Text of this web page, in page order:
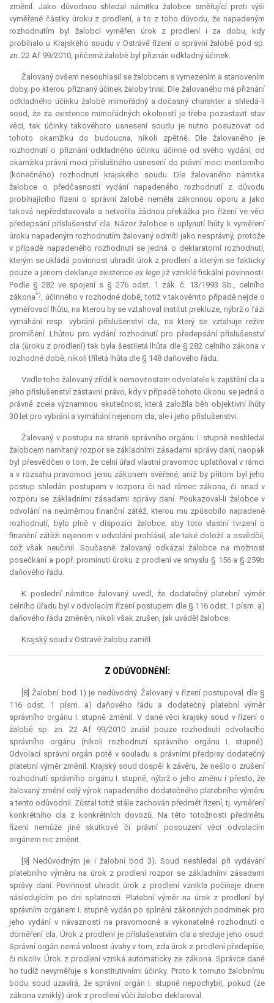
změnil. Jako důvodnou shledal námitku žalobce směřující proti výši
vyměřené částky úroku z prodlení, a to z toho důvodu, že napadeným
rozhodnutím byl žalobci vyměřen úrok z prodlení i za dobu, kdy
probíhalo u Krajského soudu v Ostravě řízení o správní žalobě pod sp.
zn. 22 Af 99/2010, přičemž žalobě byl přiznán odkladný účinek.
Žalovaný ovšem nesouhlasil se žalobcem s vymezením a stanovením
doby, po kterou přiznaný účinek žaloby trval. Dle žalovaného má přiznání
odkladného účinku žalobě mimořádný a dočasný charakter a shledá-li
soud, že za existence mimořádných okolností je třeba pozastavit stav
věci, tak účinky takovéhoto usnesení soudu je nutno posuzovat od
tohoto okamžiku do budoucna, nikoli zpětně. Dle žalovaného je
rozhodnutí o přiznání odkladného účinku účinné od svého vydání, od
okamžiku právní moci příslušného usnesení do právní moci meritorního
(konečného) rozhodnutí krajského soudu. Dle žalovaného námitka
žalobce o předčasnosti vydání napadeného rozhodnutí z důvodu
probíhajícího řízení o správní žalobě neměla zákonnou oporu a jako
taková nepředstavovala a netvořila žádnou překážku pro řízení ve věci
předepsání příslušenství cla. Názor žalobce o uplynutí lhůty k vyměření
úroku napadeným rozhodnutím žalovaný odmítl jako nesprávný, protože
v případě napadeného rozhodnutí se jedná o deklaratornírozhodnutí,
kterým se ukládá povinnost uhradit úrok z prodlení a kterým se fakticky
pouze a jenom deklaruje existence ex legejiž vzniklé fiskální povinnosti.
Podle § 282 ve spojení s § 276 odst. 1 zák. č. 13/1993 Sb., celního
zákona*), účinného v rozhodné době, totiž v takovémto případě nejde o
vyměřovací lhůtu, na kterou by se vztahoval institutprekluze, nýbrž o fázi
vymáhání resp. vybrání příslušenství cla, na který se vztahuje režim
promlčení. Lhůtou pro vydání rozhodnutí pro předepsání příslušenství
cla (úroku z prodlení) tak byla šestiletá lhůta dle § 282 celního zákona v
rozhodné době, nikoli tříletá lhůta dle § 148 daňového řádu.
Vedle toho žalovaný zřídil k nemovitostem odvolatele k zajištění cla a
jeho příslušenství zástavní právo, kdy v případě tohoto úkonu se jedná o
právně zcela významnou skutečnost, která založila běh objektivní lhůty
30 let pro vybrání a vymáhání nejenom cla, ale i jeho příslušenství.
Žalovaný v postupu na straně správního orgánu I. stupně neshledal
žalobcem namítaný rozpor se základními zásadami správy daní, naopak
byl přesvědčen o tom, že celní úřad vlastní pravomoc uplatňoval v rámci
a v rozsahu pravomoci jemu zákonem svěřené, aniž by přitom byl jeho
postup shledán postupem v rozporu či nad rámec zákona, či snad v
rozporu se základními zásadami správy daní. Poukazoval-li žalobce v
odvolání na neúměrnou finanční zátěž, kterou mu způsobilo napadené
rozhodnutí, bylo plně v dispozici žalobce, aby toto vlastní tvrzení o
finanční zátěži nejenom v odvolání prohlásil, ale také doložil a osvědčil,
což však neučinil. Současně žalovaný odkázal žalobce na možnost
posečkání a popř. prominutí úroku z prodlení ve smyslu § 156 a § 259b
daňového řádu.
K poslední námitce žalovaný uvedl, že dodatečný platební výměr
celního úřadu byl v odvolacím řízení postupem dle § 116 odst. 1 písm. a)
daňového řádu změněn, nikoli však zrušen, jak uváděl žalobce.
Krajský soud v Ostravě žalobu zamítl.
Z ODŮVODNĚNÍ:
[8] Žalobní bod 1) je nedůvodný. Žalovaný v řízení postupoval dle §
116 odst. 1 písm. a) daňového řádu a dodatečný platební výměr
správního orgánu I. stupně změnil. V dané věci krajský soud v řízení o
žalobě sp. zn. 22 Af 99/2010 zrušil pouze rozhodnutí odvolacího
správního orgánu (nikoli rozhodnutí správního orgánu I. stupně).
Odvolací správní orgán poté v souladu s právními předpisy dodatečný
platební výměr změnil. Krajský soud dospěl k závěru, že nešlo o zrušení
rozhodnutí správního orgánu I. stupně, nýbrž o jeho změnu i přesto, že
žalovaný změnil celý výrok napadeného dodatečného platebního výměru
a tento odůvodnil. Zůstal totiž stále zachován předmět řízení, tj. vyměření
konkrétního cla z konkrétních dovozů. Na této totožnosti předmětu
řízení nemůže jiné skutkové či právní posouzení věci odvolacím
orgánem nic změnit.
[9] Nedůvodným je i žalobní bod 3). Soud neshledal při vydávání
platebního výměru na úrok z prodlení rozpor se základními zásadami
správy daní. Povinnost uhradit úrok z prodlení vznikla počínaje dnem
následujícím po dni splatnosti. Platební výměr na úrok z prodlení byl
správním orgánem I. stupně vydán po splnění zákonných podmínek pro
jeho vydání v návaznosti na pravomocné a vykonatelné rozhodnutí o
doměření cla. Úrok z prodlení je příslušenstvím cla a sleduje jeho osud.
Správní orgán nemá volnost úvahy v tom, zda úrok z prodlení předepíše,
či nikoliv. Úrok z prodlení vzniká automaticky ze zákona. Správce daně
ho tudíž nevyměřuje s konstitutivními účinky. Proto k tomuto žalobnímu
bodu soud uzavírá, že správní orgán I. stupně nepochybil, pokud (ze
zákona vzniklý) úrok z prodlení vůči žalobci deklaroval.